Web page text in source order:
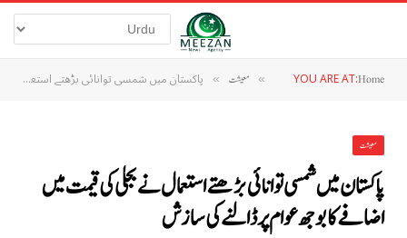
YOU ARE AT:Home
» معیشت » پاکستان میں شمسی توانائی بڑھتے استعمال نے بجلی کی قیمت میں اضافے کا بوجھ عوام پر ڈالنے کی سازش
معیشت
پاکستان میں شمسی توانائی بڑھتے استعمال نے بجلی کی قیمت میں
اضافے کا بوجھ عوام پر ڈالنے کی سازش